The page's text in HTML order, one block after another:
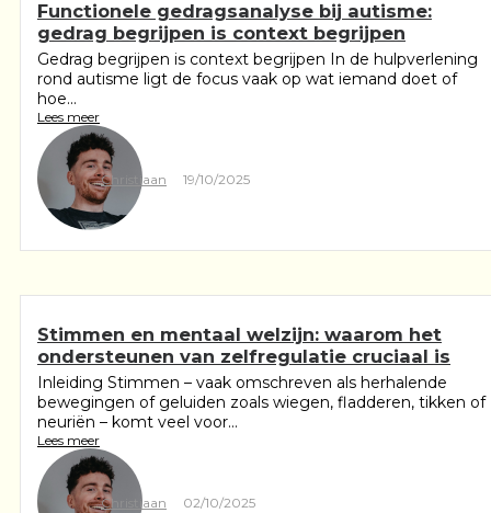
Functionele gedragsanalyse bij autisme:
gedrag begrijpen is context begrijpen
Gedrag begrijpen is context begrijpen In de hulpverlening
rond autisme ligt de focus vaak op wat iemand doet of
hoe...
Lees meer
Christiaan 19/10/2025
Stimmen en mentaal welzijn: waarom het
ondersteunen van zelfregulatie cruciaal is
Inleiding Stimmen – vaak omschreven als herhalende
bewegingen of geluiden zoals wiegen, fladderen, tikken of
neuriën – komt veel voor...
Lees meer
Christiaan 02/10/2025